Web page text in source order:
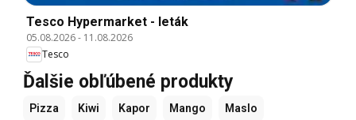
Tesco Hypermarket - leták
05.08.2026- 11.08.2026
Tesco
Ďalšie obľúbené produkty
Pizza Kiwi Kapor Mango Maslo